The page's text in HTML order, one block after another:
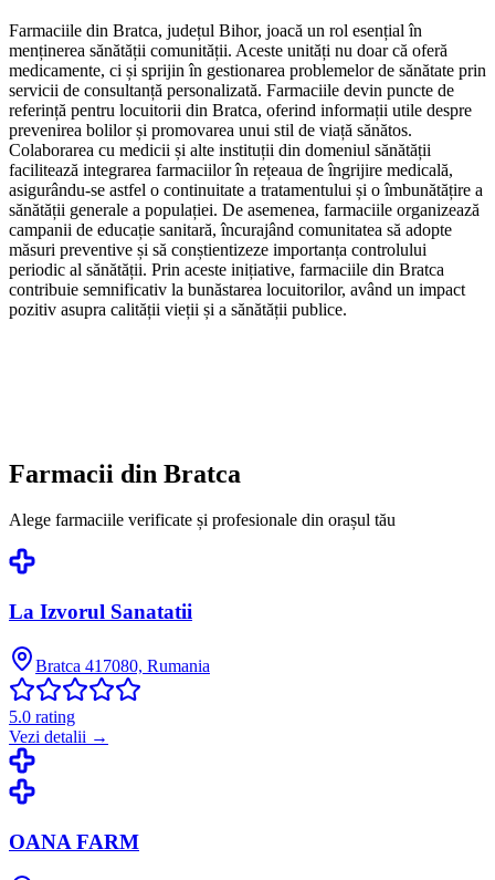
Farmaciile din Bratca, județul Bihor, joacă un rol esențial în
menținerea sănătății comunității. Aceste unități nu doar că oferă
medicamente, ci și sprijin în gestionarea problemelor de sănătate prin
servicii de consultanță personalizată. Farmaciile devin puncte de
referință pentru locuitorii din Bratca, oferind informații utile despre
prevenirea bolilor și promovarea unui stil de viață sănătos.
Colaborarea cu medicii și alte instituții din domeniul sănătății
facilitează integrarea farmaciilor în rețeaua de îngrijire medicală,
asigurându-se astfel o continuitate a tratamentului și o îmbunătățire a
sănătății generale a populației. De asemenea, farmaciile organizează
campanii de educație sanitară, încurajând comunitatea să adopte
măsuri preventive și să conștientizeze importanța controlului
periodic al sănătății. Prin aceste inițiative, farmaciile din Bratca
contribuie semnificativ la bunăstarea locuitorilor, având un impact
pozitiv asupra calității vieții și a sănătății publice.
Farmacii din Bratca
Alege farmaciile verificate și profesionale din orașul tău
La Izvorul Sanatatii
Bratca 417080, Rumania
5.0 rating
Vezi detalii →
OANA FARM